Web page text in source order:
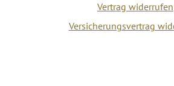
Vertrag widerrufen
Versicherungsvertrag